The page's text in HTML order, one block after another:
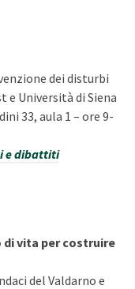
dei disturbi
e Università di Siena
33, aula 1 – ore 9-
e dibattiti
vita per costruire
del Valdarno e